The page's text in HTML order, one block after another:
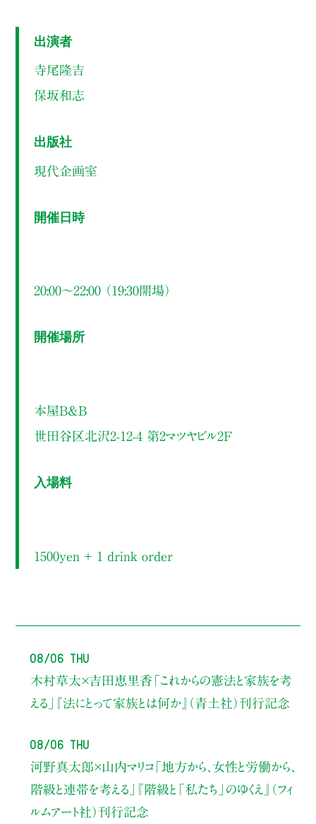
出演者
寺尾隆吉
保坂和志
出版社
現代企画室
開催日時
20:00～22:00 （19:30開場）
開催場所
本屋B&B
世田谷区北沢2-12-4 第2マツヤビル2F
入場料
1500yen ＋ 1 drink order
08/06 Thu
木村草太×吉田恵里香 「これからの憲法と家族を考
える」
『法にとって家族とは何か』（青土社）刊行記念
08/06 Thu
河野真太郎×山内マリコ「地方から、女性と労働から、
階級と連帯を考える」
『階級と「私たち」のゆくえ』（フィ
ルムアート社）刊行記念